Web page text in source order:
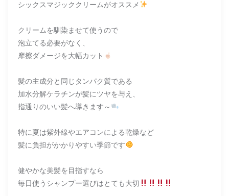
シックスマジッククリームがオススメ
クリームを馴染ませて使うので
泡立てる必要がなく、
摩擦ダメージを大幅カット
髪の主成分と同じタンパク質である
加水分解ケラチンが髪にツヤを与え、
指通りのいい髪へ導きます～
特に夏は紫外線やエアコンによる乾燥など
髪に負担がかかりやすい季節です
健やかな美髪を目指すなら
毎日使うシャンプー選びはとても大切